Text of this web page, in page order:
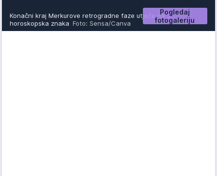
Pogledaj
fotogaleriju
Konačni kraj Merkurove retrogradne faze utječe na 3
horoskopska znaka Foto: Sensa/Canva